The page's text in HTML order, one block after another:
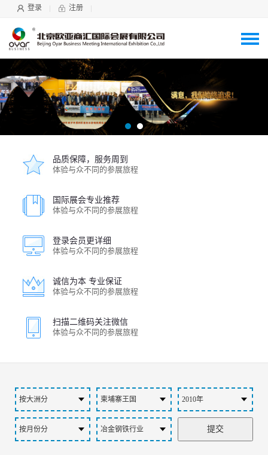
登录 注册
品质保障，服务周到
体验与众不同的参展旅程
国际展会专业推荐
体验与众不同的参展旅程
登录会员更详细
体验与众不同的参展旅程
诚信为本 专业保证
体验与众不同的参展旅程
扫描二维码关注微信
体验与众不同的参展旅程